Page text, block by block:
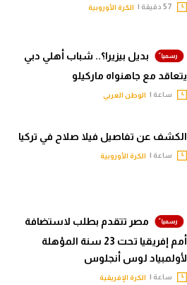
الكرة الأوروبية
بديل بيزيرا؟.. شباب أهلي دبي
يتعاقد مع جاهنواه ماركيلو
ساعة | الوطن العربي
الكشف عن تفاصيل فيلا صلاح في تركيا
ساعة | الكرة الأوروبية
مصر تتقدم بطلب لاستضافة
أمم إفريقيا تحت 23 سنة المؤهلة
لأولمبياد لوس أنجلوس
ساعة | الكرة الإفريقية